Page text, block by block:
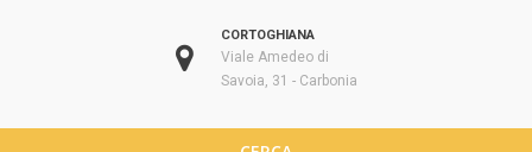
CORTOGHIANA
Viale Amedeo di
Savoia, 31 - Carbonia